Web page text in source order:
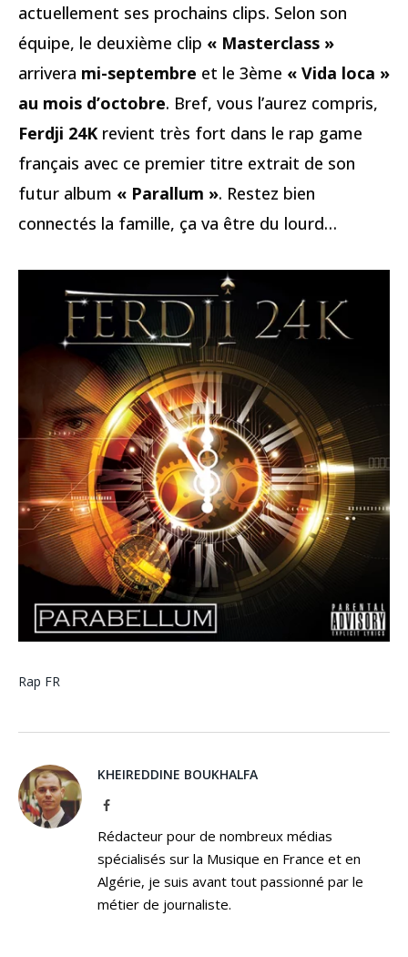
actuellement ses prochains clips. Selon son
équipe, le deuxième clip « Masterclass »
arrivera mi-septembre et le 3ème « Vida loca »
au mois d’octobre. Bref, vous l’aurez compris,
Ferdji 24Krevient très fort dans le rap game
français avec ce premier titre extrait de son
futur album « Parallum ». Restez bien
connectés la famille, ça va être du lourd…
Rap FR
KHEIREDDINE BOUKHALFA
Facebook
Rédacteur pour de nombreux médias
spécialisés sur la Musique en France et en
Algérie, je suis avant tout passionné par le
métier de journaliste.